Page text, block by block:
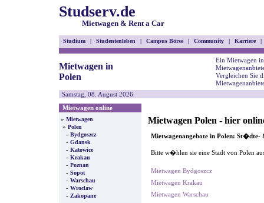
Studserv.de
Mietwagen & Rent a Car
Studium | Studentenleben | Campus Börse | Community | Karriere |
Mietwagen in
Polen
Ein Mietwagen
Vergleichen Sie
Samstag, 08. August 2026
Mietwagen online
» Mietwagen
» Polen
- Bydgoszcz
- Gdansk
- Katowice
- Krakau
- Poznan
- Sopot
- Warschau
- Wroclaw
- Zakopane
Mietwagen Polen - hier
Mietwagenangebote in Polen: St�dte-
Bitte w�hlen sie eine Stadt von Polen
Mietwagen Bydgoszcz
Mietwagen Krakau
Mietwagen Warschau